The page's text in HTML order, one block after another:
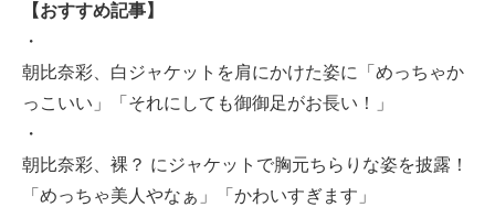
【おすすめ記事】
・
朝比奈彩、白ジャケットを肩にかけた姿に「めっちゃか
っこいい」「それにしても御御足がお長い！」
・
朝比奈彩、裸？ にジャケットで胸元ちらりな姿を披露！
「めっちゃ美人やなぁ」「かわいすぎます」